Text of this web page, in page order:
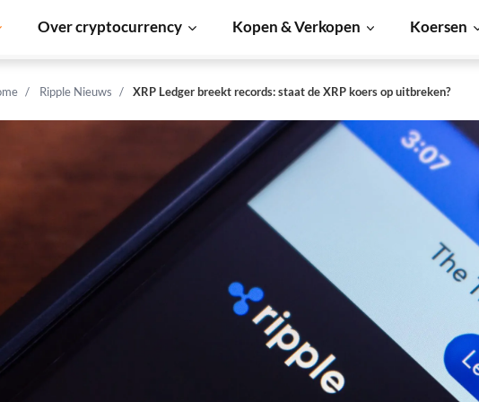
Over cryptocurrency Kopen & Verkopen Koersen
Ripple Nieuws XRP Ledger breekt records: staat de XRP koers op uitbreken?